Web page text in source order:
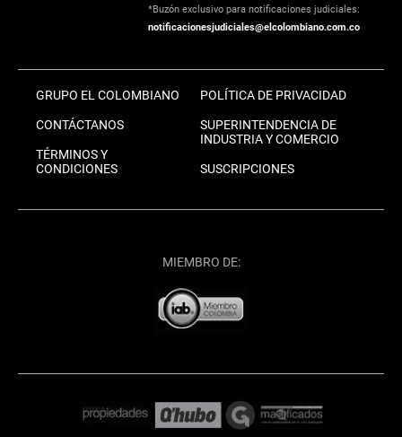
*Buzón exclusivo para notificaciones judiciales:
notificacionesjudiciales@elcolombiano.com.co
GRUPO EL COLOMBIANO
CONTÁCTANOS
TÉRMINOS Y
CONDICIONES
POLÍTICA DE PRIVACIDAD
SUPERINTENDENCIA DE
INDUSTRIA Y COMERCIO
SUSCRIPCIONES
MIEMBRO DE: